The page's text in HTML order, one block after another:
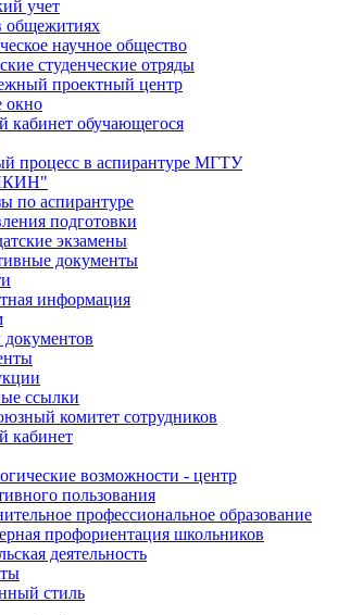
учет
общежитиях
научное общество
студенческие отряды
проектный центр
окно
кабинет обучающегося
процесс в аспирантуре МГТУ
по аспирантуре
подготовки
экзамены
документы
информация
документов
ссылки
комитет сотрудников
кабинет
возможности - центр
пользования
профессиональное образование
профориентация школьников
деятельность
стиль